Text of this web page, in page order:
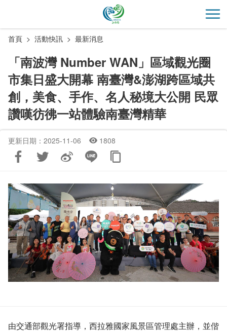
主
開
首頁 活動快訊 最新消息
「南波灣 Number WAN」區域觀光圈
市集日盛大開幕 南臺灣&澎湖跨區域共
創，美食、手作、名人秘境大公開 民眾
讚嘆彷彿一站體驗南臺灣精華
更新日期：2025-11-06 1808
由交通部觀光署指導，西拉雅國家風景區管理處主辦，並偕